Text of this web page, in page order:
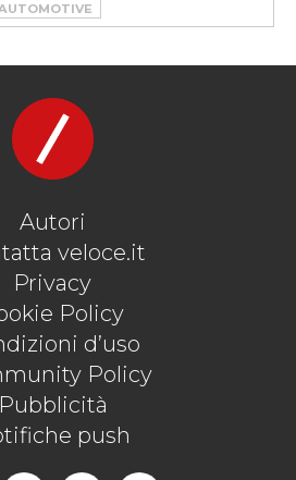
Autori
veloce.it
Privacy
Policy
d’uso
Policy
Pubblicità
push